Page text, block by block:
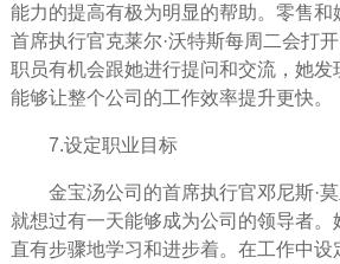
能力的提高有极为明显的帮助。零售和
首席执行官克莱尔·沃特斯每周二会打
职员有机会跟她进行提问和交流，她发
能够让整个公司的工作效率提升更快。
7.设定职业目标
金宝汤公司的首席执行官邓尼斯·
就想过有一天能够成为公司的领导者。
直有步骤地学习和进步着。在工作中设